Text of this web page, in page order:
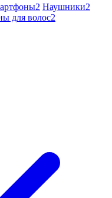
2 Наушники2
для волос2